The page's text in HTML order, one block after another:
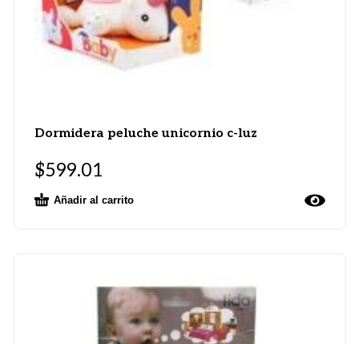
Dormidera peluche unicornio c-luz
$599.01
Añadir al carrito